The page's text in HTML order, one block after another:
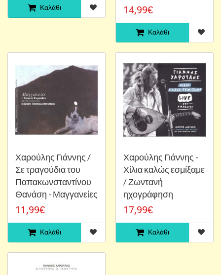
Καλάθι 14,99€
Καλάθι
Χαρούλης Γιάννης /
Σε τραγούδια του
Παπακωνσταντίνου
Θανάση - Μαγγανείες
11,99€
Καλάθι
Χαρούλης Γιάννης -
Χίλια καλώς εσμίξαμε
/ Ζωντανή
ηχογράφηση
17,99€
Καλάθι